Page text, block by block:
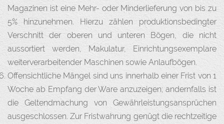
Magazinen ist eine Mehr- oder Minderlieferung von bis zu
5% hinzunehmen. Hierzu zählen produktionsbedingter
Verschnitt der oberen und unteren Bögen, die nicht
aussortiert werden, Makulatur, Einrichtungsexemplare
weiterverarbeitender Maschinen sowie Anlaufbögen.
Offensichtliche Mängel sind uns innerhalb einer Frist von 1
Woche ab Empfang der Ware anzuzeigen; andernfalls ist
die Geltendmachung von Gewährleistungsansprüchen
ausgeschlossen. Zur Fristwahrung genügt die rechtzeitige